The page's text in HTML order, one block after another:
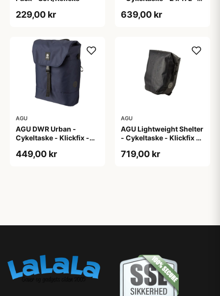
229,00 kr 639,00 kr
AGU
AGU DWR Urban -
Cykeltaske - Klickfix -
449,00 kr
AGU
AGU Lightweight Shelter
- Cykeltaske - Klickfix -
719,00 kr